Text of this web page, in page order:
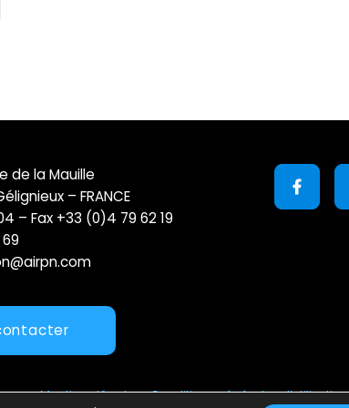
de la Mauille
– FRANCE
– Fax +33 (0)4 79 62 19
69
Mentions légales Conditions générales d’utilisation